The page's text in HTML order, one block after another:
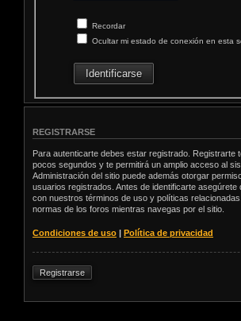
Recordar
Ocultar mi estado de conexión en esta
REGISTRARSE
Para autenticarte debes estar registrado. Registrarte
pocos segundos y te permitirá un amplio acceso al
Administración del sitio puede además otorgar
usuarios registrados. Antes de identificarte asegúrete
con nuestros términos de uso y políticas
normas de los foros mientras navegas por el sitio.
Condiciones de uso Política de privacidad
Registrarse